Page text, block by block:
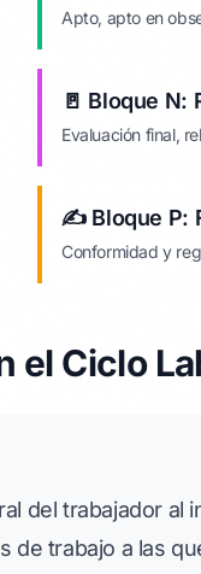
Apto, apto en
🚪 Bloque N:
Evaluación final,
✍️ Bloque P:
Conformidad y
el Ciclo
del trabajador al
de trabajo a las